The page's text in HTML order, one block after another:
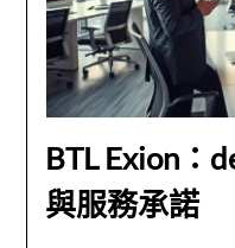
BTL Exion：
與服務承諾